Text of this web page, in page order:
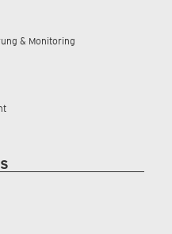
& Monitoring